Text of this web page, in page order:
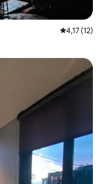
Gemiddelde
4,17 (12)